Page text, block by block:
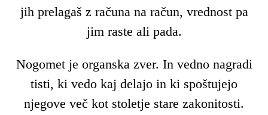
jih prelagaš z računa na račun, vrednost pa
jim raste ali pada.
Nogomet je organska zver. In vedno nagradi
tisti, ki vedo kaj delajo in ki spoštujejo
njegove več kot stoletje stare zakonitosti.